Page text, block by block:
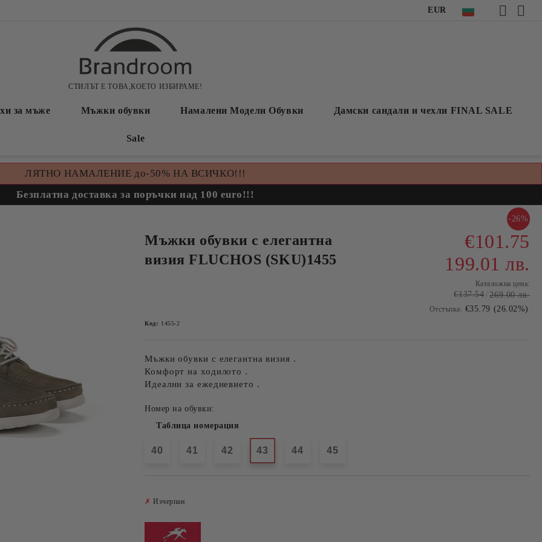
EUR
СТИЛЪТ Е ТОВА,КОЕТО ИЗБИРАМЕ!
за мъже Мъжки обувки Намалени Модели Обувки Дамски сандали и чехли FINAL SALE
Sale
ЛЯТНО НАМАЛЕНИЕ до-50% НА ВСИЧКО!!!
Безплатна доставка за поръчки над 100 euro!!!
Мъжки обувки с елегантна
визия FLUCHOS (SKU)1455
-26%
€101.75
199.01 лв.
Каталожна цена:
€137.54 269.00 лв.
Отстъпка: €35.79 (26.02%)
Код: 1455-2
Мъжки обувки с елегантна визия .
Комфорт на ходилото .
Идеални за ежедневието .
Номер на обувки:
Таблица номерация
40 41 42 43 44 45
✗ Изчерпан